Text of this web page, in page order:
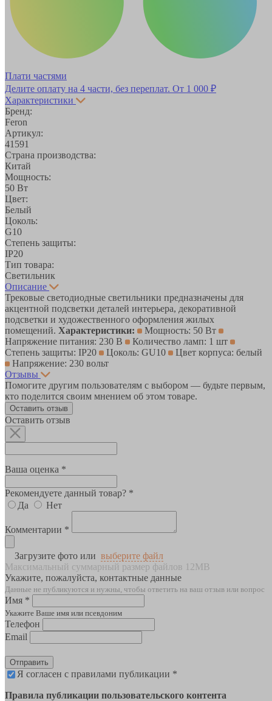
Плати частями
Делите оплату на 4 части, без переплат. От 1 000 ₽
Характеристики
Бренд:
Feron
Артикул:
41591
Страна производства:
Китай
Мощность:
50 Вт
Цвет:
Белый
Цоколь:
G10
Степень защиты:
IP20
Тип товара:
Светильник
Описание
Трековые светодиодные светильники предназначены для
акцентной подсветки деталей интерьера, декоративной
подсветки и художественного оформления жилых
помещений. Характеристики:
Мощность: 50 Вт
Напряжение питания: 230 В
Количество ламп: 1 шт
Степень защиты: IP20
Цоколь: GU10
Цвет корпуса: белый
Напряжение: 230 вольт
Отзывы
Помогите другим пользователям с выбором — будьте первым,
кто поделится своим мнением об этом товаре.
Оставить отзыв
Оставить отзыв
Ваша оценка *
Рекомендуете данный товар? *
Да
Нет
Комментарии *
Загрузите фото или выберите файл
Максимальный суммарный размер файлов 12MB
Укажите, пожалуйста, контактные данные
Данные не публикуются и нужны, чтобы ответить на ваш отзыв или вопрос
Имя *
Укажите Ваше имя или псевдоним
Телефон
Email
Отправить
Я согласен с правилами публикации *
Правила публикации пользовательского контента